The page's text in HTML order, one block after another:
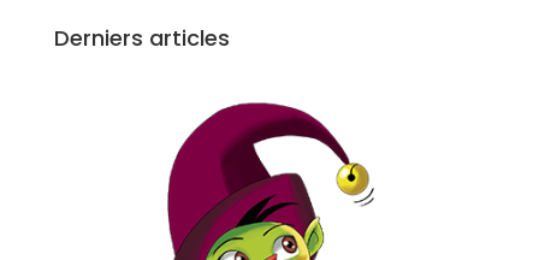
Derniers articles